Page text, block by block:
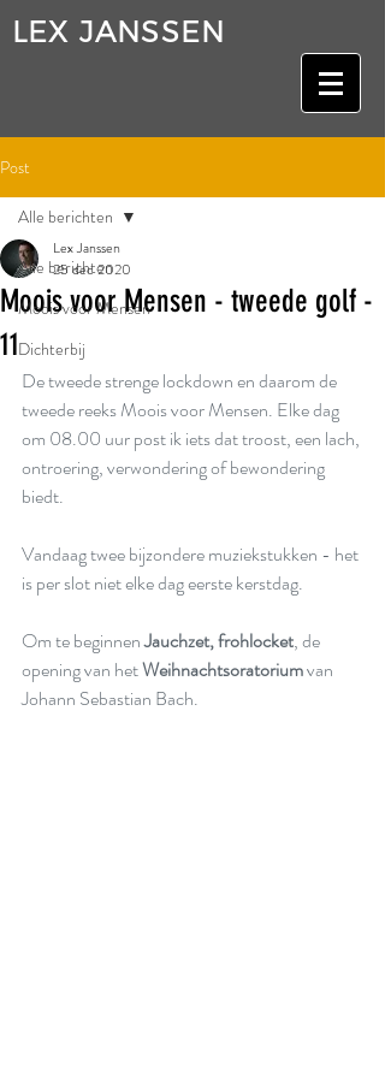
LEX JANSSEN
Post
Alle berichten
Moois voor Mensen
Dichterbij
Alle berichten
Moois voor Mensen - tweede golf -
11
Lex Janssen
25 dec 2020
De tweede strenge lockdown en daarom de
tweede reeks Moois voor Mensen. Elke dag
om 08.00 uur post ik iets dat troost, een lach,
ontroering, verwondering of bewondering
biedt.
Vandaag twee bijzondere muziekstukken - het
is per slot niet elke dag eerste kerstdag.
Om te beginnen Jauchzet, frohlocket, de
opening van het Weihnachtsoratorium van
Johann Sebastian Bach.